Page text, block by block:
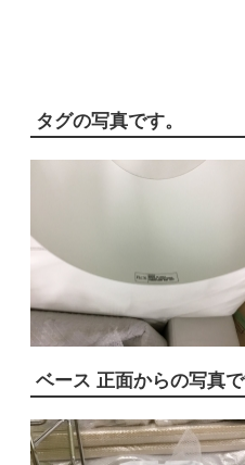
タグの写真です。
ベース 正面からの写真